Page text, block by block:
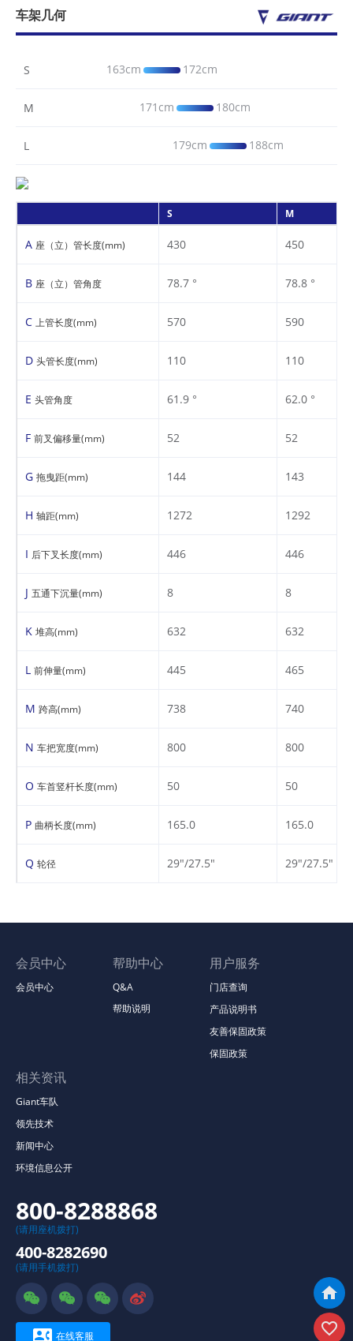
车架几何
S 163cm 172cm
M 171cm 180cm
L 179cm 188cm
S M
A 座（立）管长度(mm) 430 450
B 座（立）管角度 78.7 ° 78.8 °
C 上管长度(mm) 570 590
D 头管长度(mm) 110 110
E 头管角度 61.9 ° 62.0 °
F 前叉偏移量(mm) 52 52
G 拖曳距(mm) 144 143
H 轴距(mm) 1272 1292
I 后下叉长度(mm) 446 446
J 五通下沉量(mm) 8 8
K 堆高(mm) 632 632
L 前伸量(mm) 445 465
M 跨高(mm) 738 740
N 车把宽度(mm) 800 800
O 车首竖杆长度(mm) 50 50
P 曲柄长度(mm) 165.0 165.0
Q 轮径 29"/27.5" 29"/27.5"


会员中心
会员中心
帮助中心
Q&A
帮助说明
用户服务
门店查询
产品说明书
友善保固政策
保固政策
相关资讯
Giant车队
领先技术
新闻中心
环境信息公开
800-8288868
(请用座机拨打)
400-8282690
(请用手机拨打)
   
 在线客服